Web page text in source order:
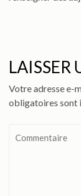
LAISSER
Votre adresse e-
obligatoires sont